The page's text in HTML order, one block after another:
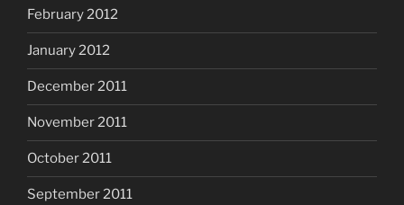
February 2012
January 2012
December 2011
November 2011
October 2011
September 2011